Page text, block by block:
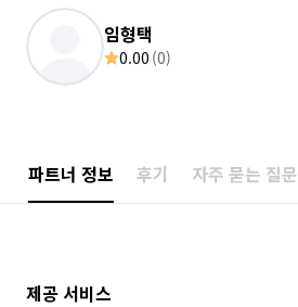
임형택
0.00 (0)
파트너 정보 후기 자주 묻는 질문
제공 서비스